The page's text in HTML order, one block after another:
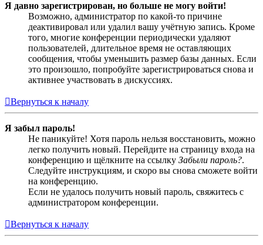
Я давно зарегистрирован, но больше не могу войти!
Возможно, администратор по какой-то причине
деактивировал или удалил вашу учётную запись. Кроме
того, многие конференции периодически удаляют
пользователей, длительное время не оставляющих
сообщения, чтобы уменьшить размер базы данных. Если
это произошло, попробуйте зарегистрироваться снова и
активнее участвовать в дискуссиях.
Вернуться к началу
Я забыл пароль!
Не паникуйте! Хотя пароль нельзя восстановить, можно
легко получить новый. Перейдите на страницу входа на
конференцию и щёлкните на ссылку Забыли пароль?.
Следуйте инструкциям, и скоро вы снова сможете войти
на конференцию.
Если не удалось получить новый пароль, свяжитесь с
администратором конференции.
Вернуться к началу